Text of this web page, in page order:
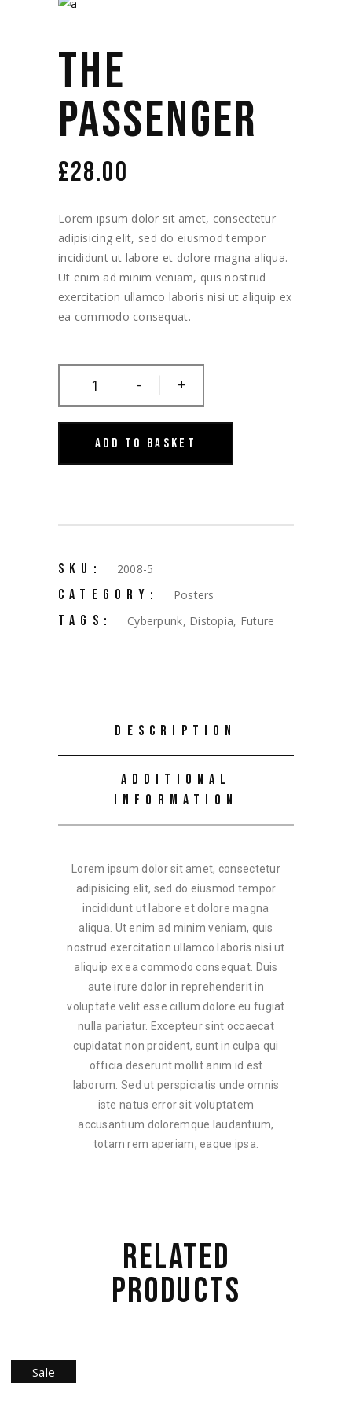
THE
PASSENGER
£28.00
Lorem ipsum dolor sit amet, consectetur
adipisicing elit, sed do eiusmod tempor
incididunt ut labore et dolore magna aliqua.
Ut enim ad minim veniam, quis nostrud
exercitation ullamco laboris nisi ut aliquip ex
ea commodo consequat.
- +
ADD TO BASKET
SKU: 2008-5
CATEGORY: Posters
TAGS: Cyberpunk, Distopia, Future
DESCRIPTION
ADDITIONAL
INFORMATION
Lorem ipsum dolor sit amet, consectetur
adipisicing elit, sed do eiusmod tempor
incididunt ut labore et dolore magna
aliqua. Ut enim ad minim veniam, quis
nostrud exercitation ullamco laboris nisi ut
aliquip ex ea commodo consequat. Duis
aute irure dolor in reprehenderit in
voluptate velit esse cillum dolore eu fugiat
nulla pariatur. Excepteur sint occaecat
cupidatat non proident, sunt in culpa qui
officia deserunt mollit anim id est
laborum. Sed ut perspiciatis unde omnis
iste natus error sit voluptatem
accusantium doloremque laudantium,
totam rem aperiam, eaque ipsa.
RELATED
PRODUCTS
Sale